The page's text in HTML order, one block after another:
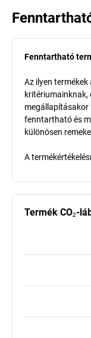
Fenntartható
Az ilyen
megállapításakor
fenntartható és
különösen
A
Termék CO₂-